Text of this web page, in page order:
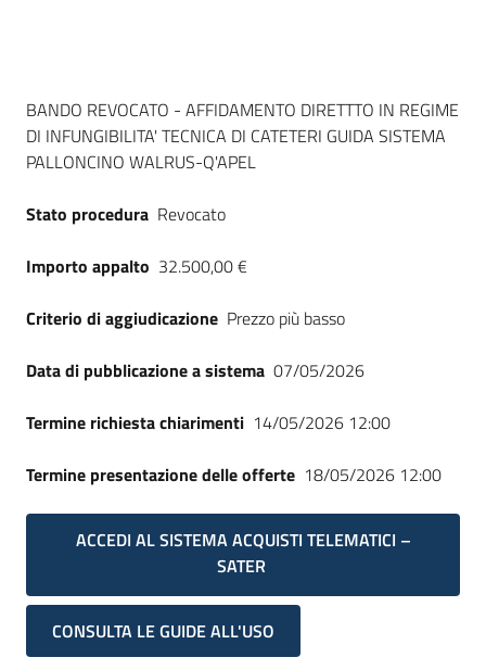
su
Dati del bando
BANDO REVOCATO - AFFIDAMENTO DIRETTTO IN REGIME
DI INFUNGIBILITA' TECNICA DI CATETERI GUIDA SISTEMA
PALLONCINO WALRUS-Q'APEL
Stato procedura Revocato
Importo appalto 32.500,00 €
Criterio di aggiudicazione Prezzo più basso
Data di pubblicazione a sistema 07/05/2026
Termine richiesta chiarimenti 14/05/2026 12:00
Termine presentazione delle offerte 18/05/2026 12:00
ACCEDI AL SISTEMA ACQUISTI TELEMATICI –
SATER
CONSULTA LE GUIDE ALL'USO